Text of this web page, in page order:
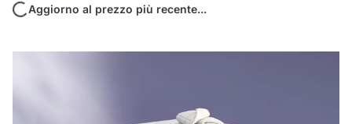
Aggiorno al prezzo più recente...